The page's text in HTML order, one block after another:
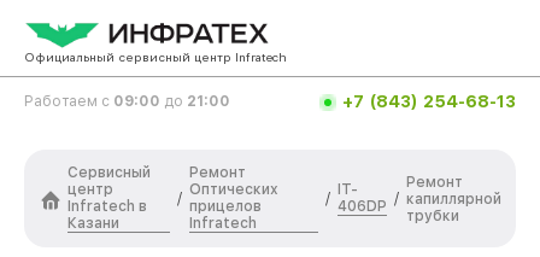
Официальный сервисный центр Infratech
Работаем с 09:00 до 21:00 +7 (843) 254-68-13
Сервисный
центр
Infratech в
Казани
/
Ремонт
Оптических
прицелов
Infratech
/
IT-
406DP /
Ремонт
капиллярной
трубки